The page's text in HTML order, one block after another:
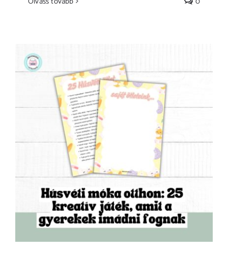
Húsvéti móka otthon: 25 kreatív játék, amit
a gyerekek imádni fognak